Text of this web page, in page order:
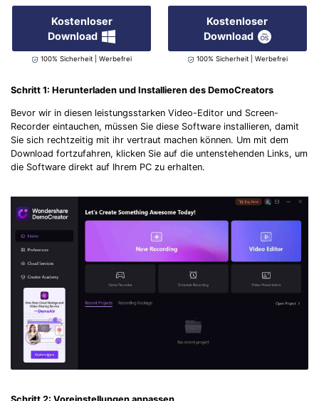
Kostenloser
Download
100% Sicherheit | Werbefrei
Kostenloser
Download
100% Sicherheit | Werbefrei
Schritt 1: Herunterladen und Installieren des DemoCreators
Bevor wir in diesen leistungsstarken Video-Editor und Screen-
Recorder eintauchen, müssen Sie diese Software installieren, damit
Sie sich rechtzeitig mit ihr vertraut machen können. Um mit dem
Download fortzufahren, klicken Sie auf die untenstehenden Links, um
die Software direkt auf Ihrem PC zu erhalten.